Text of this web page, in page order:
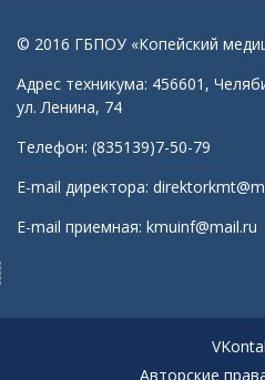
© 2016 ГБПОУ «Копейский
Адрес техникума: 456601,
ул. Ленина, 74
Телефон: (835139)7-50-79
E-mail директора:
E-mail приемная: kmuinf@mail.ru
Авторские